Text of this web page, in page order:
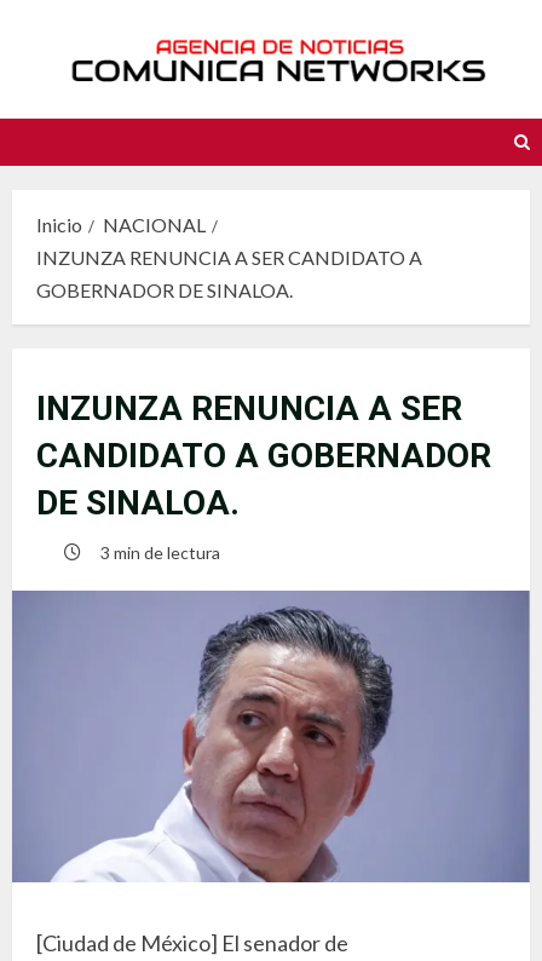
contenido
Inicio
NACIONAL
INZUNZA RENUNCIA A SER CANDIDATO A
GOBERNADOR DE SINALOA.
INZUNZA RENUNCIA A SER
CANDIDATO A GOBERNADOR
DE SINALOA.
3 min de lectura
[Ciudad de México] El senador de